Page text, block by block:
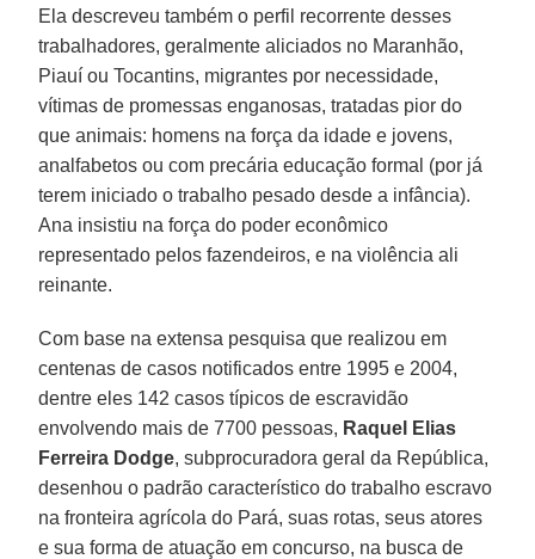
Ela descreveu também o perfil recorrente desses
trabalhadores, geralmente aliciados no Maranhão,
Piauí ou Tocantins, migrantes por necessidade,
vítimas de promessas enganosas, tratadas pior do
que animais: homens na força da idade e jovens,
analfabetos ou com precária educação formal (por já
terem iniciado o trabalho pesado desde a infância).
Ana insistiu na força do poder econômico
representado pelos fazendeiros, e na violência ali
reinante.
Com base na extensa pesquisa que realizou em
centenas de casos notificados entre 1995 e 2004,
dentre eles 142 casos típicos de escravidão
envolvendo mais de 7700 pessoas, Raquel Elias
Ferreira Dodge, subprocuradora geral da República,
desenhou o padrão característico do trabalho escravo
na fronteira agrícola do Pará, suas rotas, seus atores
e sua forma de atuação em concurso, na busca de